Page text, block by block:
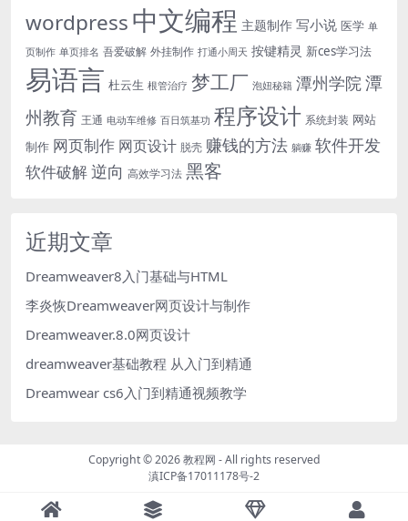
wordpress中文编程 主题制作 写小说 医学 单
页制作 单页排名 吾爱破解 外挂制作 打通小周天 按键精灵 新ces学习法
易语言 杜云生 根管治疗 梦工厂 泡妞秘籍 潭州学院 潭
州教育 王通 电动车维修 百日筑基功 程序设计 系统封装 网站
制作 网页制作 网页设计 脱壳 赚钱的方法 躺赚 软件开发
软件破解逆向 高效学习法 黑客
近期文章
Dreamweaver8入门基础与HTML
李炎恢Dreamweaver网页设计与制作
Dreamweaver.8.0网页设计
dreamweaver基础教程 从入门到精通
Dreamwear cs6入门到精通视频教学
Copyright ©2026教程网 - All rights reserved
滇ICP备17011178号-2